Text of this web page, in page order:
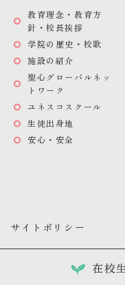
教育理念・教育方
針・校長挨拶
学院の歴史・校歌
施設の紹介
聖心グローバルネッ
トワーク
ユネスコスクール
生徒出身地
安心・安全
サイトポリシー
在校